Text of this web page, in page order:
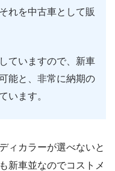
れを中古車として販
ていますので、新車
能と、非常に納期の
います。
ィカラーが選べないと
新車並なのでコストメ